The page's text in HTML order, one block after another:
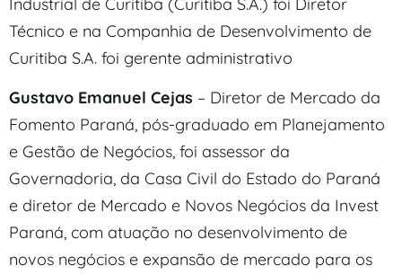
Técnico e na Companhia de Desenvolvimento de
Curitiba S.A. foi gerente administrativo
Gustavo Emanuel Cejas – Diretor de Mercado da
Fomento Paraná, pós-graduado em Planejamento
e Gestão de Negócios, foi assessor da
Governadoria, da Casa Civil do Estado do Paraná
e diretor de Mercado e Novos Negócios da Invest
Paraná, com atuação no desenvolvimento de
novos negócios e expansão de mercado para os